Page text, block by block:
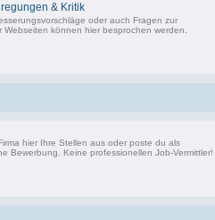
& Kritik
oder auch Fragen zur
Webseiten können hier besprochen werden.
hier Ihre Stellen aus oder poste du als
Bewerbung. Keine professionellen Job-Vermittler!